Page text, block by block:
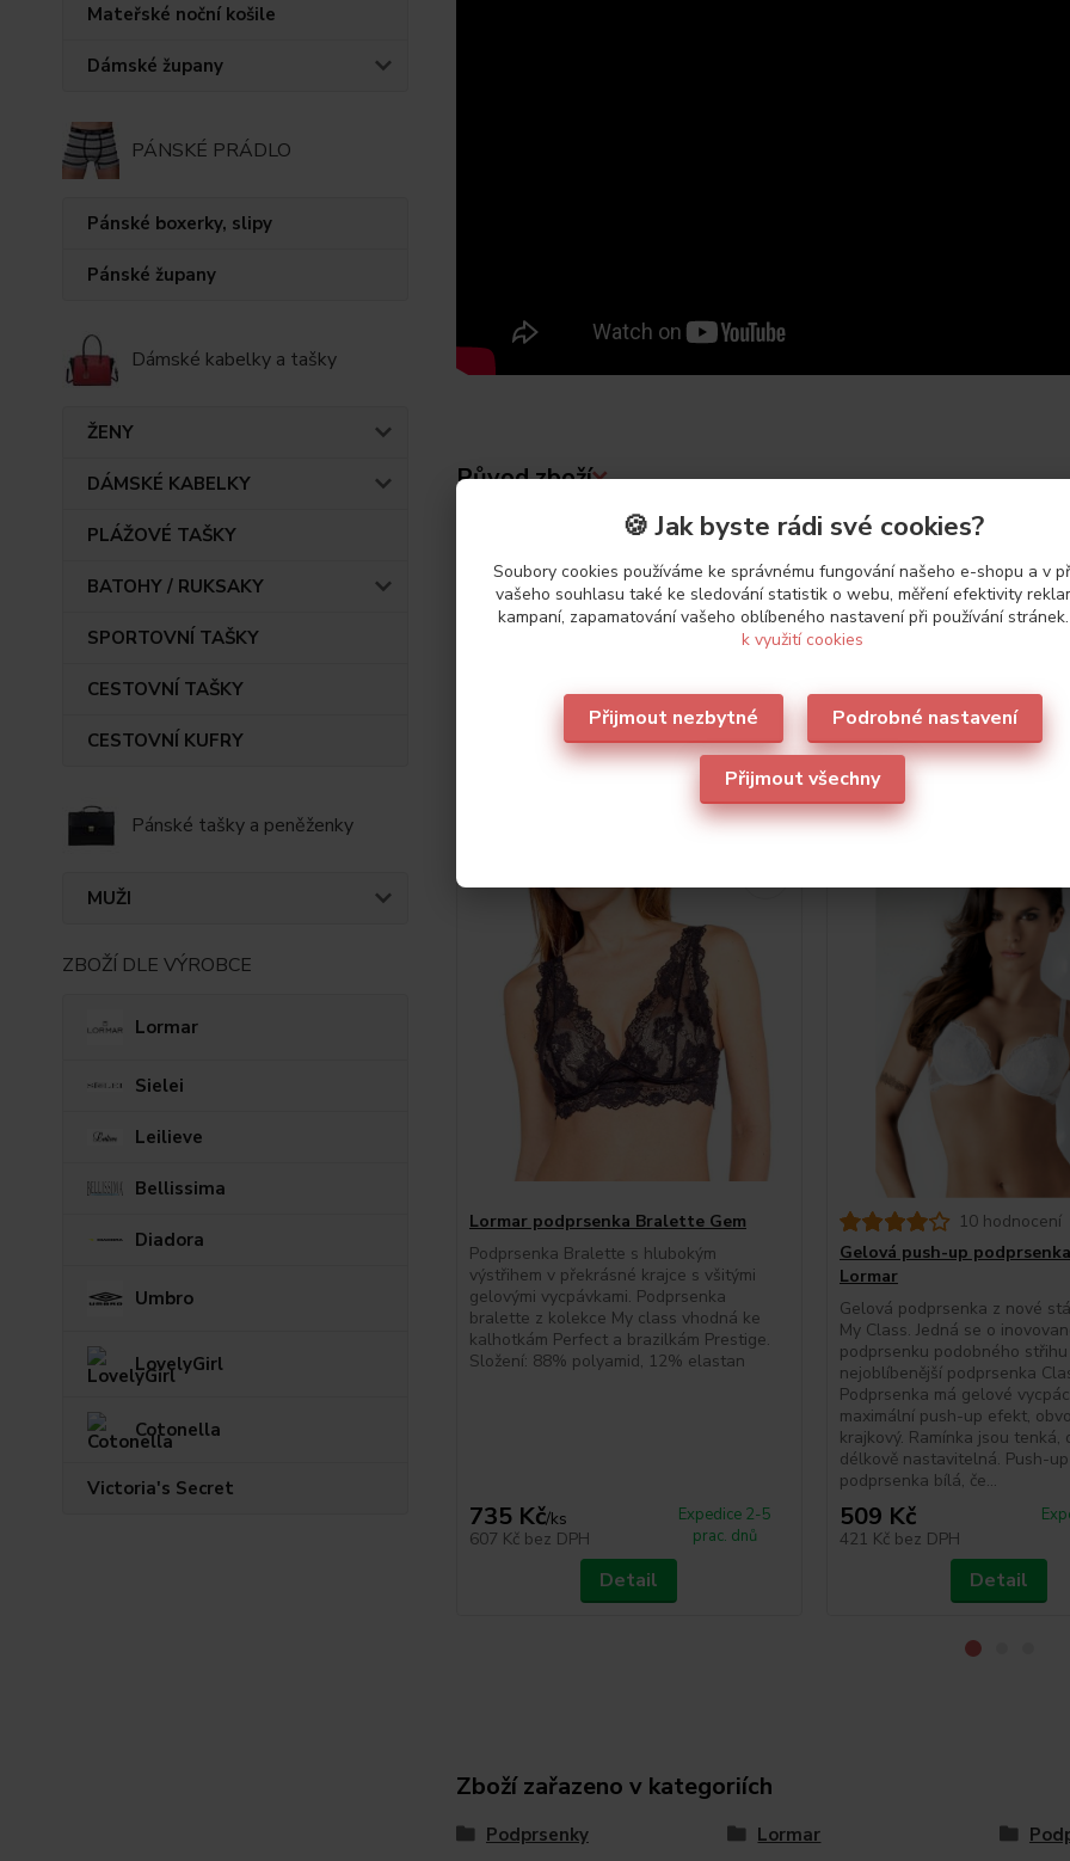
Mateřské noční košile
Dámské župany
PÁNSKÉ PRÁDLO
Pánské boxerky, slipy
Pánské župany
Dámské kabelky a tašky
ŽENY
DÁMSKÉ KABELKY
PLÁŽOVÉ TAŠKY
BATOHY / RUKSAKY
SPORTOVNÍ TAŠKY
CESTOVNÍ TAŠKY
CESTOVNÍ KUFRY
Pánské tašky a peněženky
MUŽI
ZBOŽÍ DLE VÝROBCE
Lormar
Sielei
Leilieve
Bellissima
Diadora
Umbro
LovelyGirl
Cotonella
Victoria's Secret
Původ zboží
Parametry
Výrobce Lormar
5
Lormar podprsenka Bralette Gem
Podprsenka Bralette s hlubokým
výstřihem v překrásné krajce s všitými
gelovými vycpávkami. Podprsenka
bralette z kolekce My class vhodná ke
kalhotkám Perfect a brazilkám Prestige.
Složení: 88% polyamid, 12% elastan
735 Kč/ks
607 Kč bez DPH
Expedice 2-5
prac. dnů
Detail
10 hodnocení
Gelová push-up
Lormar
Gelová podprsenka z nové
My Class. Jedná se o
podprsenku podobného
nejoblíbenější podprsenka
Podprsenka má gelové
maximální push-up efekt,
krajkový. Ramínka jsou tenká,
délkově nastavitelná. Push-up
podprsenka bílá, če...
509 Kč
421 Kč bez DPH
Detail
Zboží zařazeno v kategoriích
Podprsenky Lormar
🍪 Jak byste rádi své cookies?
Soubory cookies používáme ke správnému fungování našeho e-shopu a v
vašeho souhlasu také ke sledování statistik o webu, měření efektivity
kampaní, zapamatování vašeho oblíbeného nastavení při používání stránek.
k využití cookies
Přijmout nezbytné Podrobné nastavení
Přijmout všechny